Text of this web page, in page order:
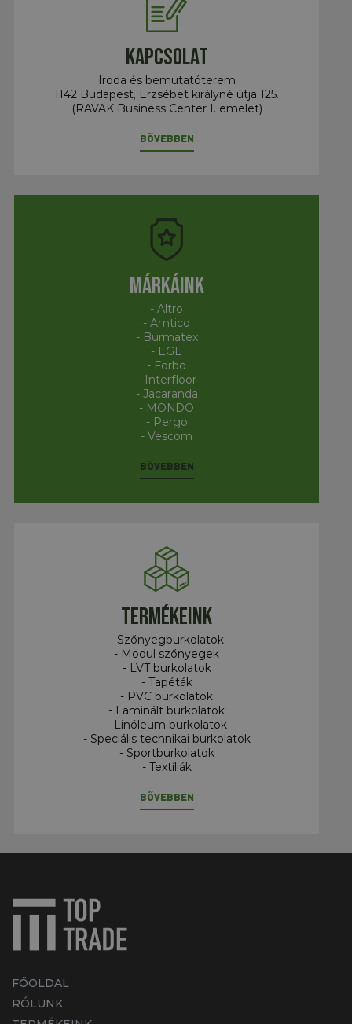
Kapcsolat
Iroda és bemutatóterem
1142 Budapest, Erzsébet királyné útja 125.
(RAVAK Business Center I. emelet)
BŐVEBBEN
Márkáink
- Altro
- Amtico
- Burmatex
- EGE
- Forbo
- Interfloor
- Jacaranda
- MONDO
- Pergo
- Vescom
BŐVEBBEN
Termékeink
- Szőnyegburkolatok
- Modul szőnyegek
- LVT burkolatok
- Tapéták
- PVC burkolatok
- Laminált burkolatok
- Linóleum burkolatok
- Speciális technikai burkolatok
- Sportburkolatok
- Textíliák
BŐVEBBEN
FŐOLDAL
RÓLUNK